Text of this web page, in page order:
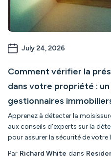
July 24, 2026
Comment vérifier la
dans votre propriété :
gestionnaires
Apprenez à détecter la
aux conseils d'experts sur la
pour assurer la sécurité de
Par Richard White dans